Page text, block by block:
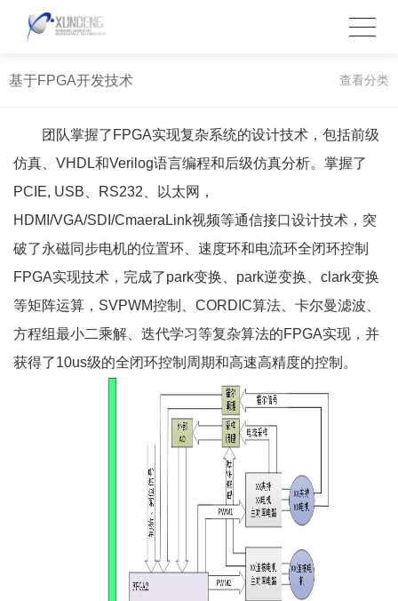
基于FPGA开发技术 查看分类
团队掌握了FPGA实现复杂系统的设计技术，包括前级
仿真、VHDL和Verilog语言编程和后级仿真分析。掌握了
PCIE, USB、RS232、以太网，
HDMI/VGA/SDI/CmaeraLink视频等通信接口设计技术，突
破了永磁同步电机的位置环、速度环和电流环全闭环控制
FPGA实现技术，完成了park变换、park逆变换、clark变换
等矩阵运算，SVPWM控制、CORDIC算法、卡尔曼滤波、
方程组最小二乘解、迭代学习等复杂算法的FPGA实现，并
获得了10us级的全闭环控制周期和高速高精度的控制。